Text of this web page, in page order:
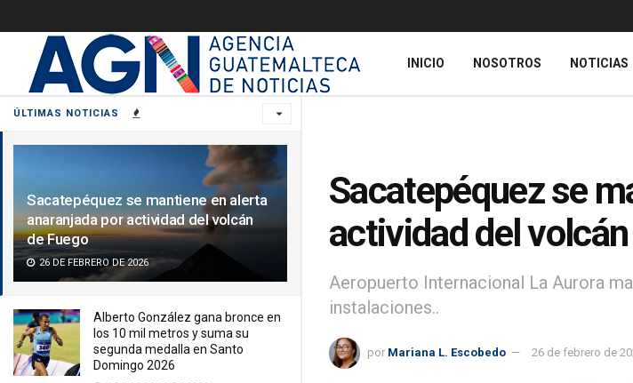
ÚLTIMAS NOTICIAS
Sacatepéquez se mantiene en alerta
anaranjada por actividad del volcán
de Fuego
26 DE FEBRERO DE 2026
Alberto González gana bronce en
los 10 mil metros y suma su
segunda medalla en Santo
Domingo 2026
INICIO NOSOTROS NOTICIAS
Sacatepéquez se
actividad del
Aeropuerto Internacional La Aurora
instalaciones..
por Mariana L. Escobedo 26 de febrero de